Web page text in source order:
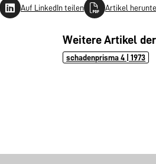
Auf LinkedIn teilen Artikel
Weitere Artikel
schadenprisma 4 | 1973